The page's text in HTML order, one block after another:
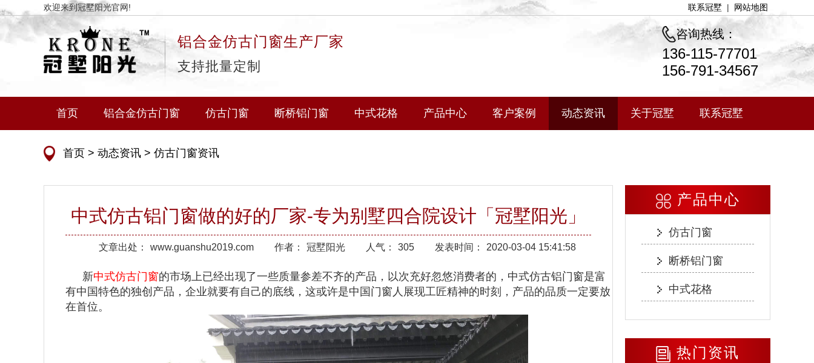
欢迎来到冠墅阳光官网! 联系冠墅 | 网站地图
铝合金仿古门窗生产厂家
支持批量定制
咨询热线：
136-115-77701
156-791-34567
首页 铝合金仿古门窗 仿古门窗 断桥铝门窗 中式花格 产品中心 客户案例 动态资讯 关于冠墅 联系冠墅
首页 > 动态资讯 > 仿古门窗资讯
中式仿古铝门窗做的好的厂家-专为别墅四合院设计「冠墅阳光」
文章出处： www.guanshu2019.com 作者： 冠墅阳光 人气： 305 发表时间： 2020-03-04 15:41:58
新中式仿古门窗的市场上已经出现了一些质量参差不齐的产品，以次充好忽悠消费者的，中式仿古铝门窗是富
有中国特色的独创产品，企业就要有自己的底线，这或许是中国门窗人展现工匠精神的时刻，产品的品质一定要放
在首位。
产品中心
仿古门窗
断桥铝门窗
中式花格
热门资讯